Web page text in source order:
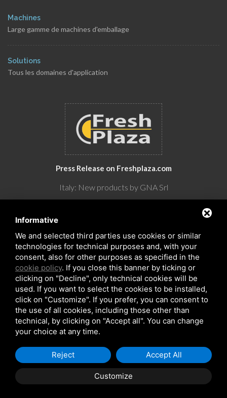
Machines
Large gamme de machines d'emballage
Solutions
Tous les domaines d'application
Press Release on Freshplaza.com
Italy: New products by GNA Srl
Copyrights © 2026 All Rights Reserved by GNA Srl
Sitemap /Privacy Policy/ Rna trasparenza aiuti
Informative
We and selected third parties use cookies or similar
technologies for technical purposes and, with your
consent, also for other purposes as specified in the
cookie policy. If you close this banner by ticking or
clicking on "Decline", only technical cookies will be
used. If you want to select the cookies to be installed,
click on "Customize". If you prefer, you can consent to
the use of all cookies, including those other than
technical, by clicking on "Accept all". You can change
your choice at any time.
Customize
Reject Accept All